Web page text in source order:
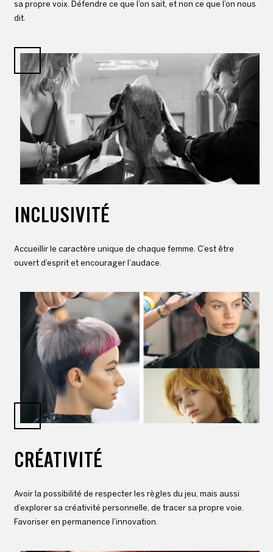
sa propre voix. Défendre ce que l’on sait, et non ce que l’on nous
dit.
INCLUSIVITÉ
Accueillir le caractère unique de chaque femme. C’est être
ouvert d’esprit et encourager l’audace.
CRÉATIVITÉ
Avoir la possibilité de respecter les règles du jeu, mais aussi
d’explorer sa créativité personnelle, de tracer sa propre voie.
Favoriser en permanence l’innovation.